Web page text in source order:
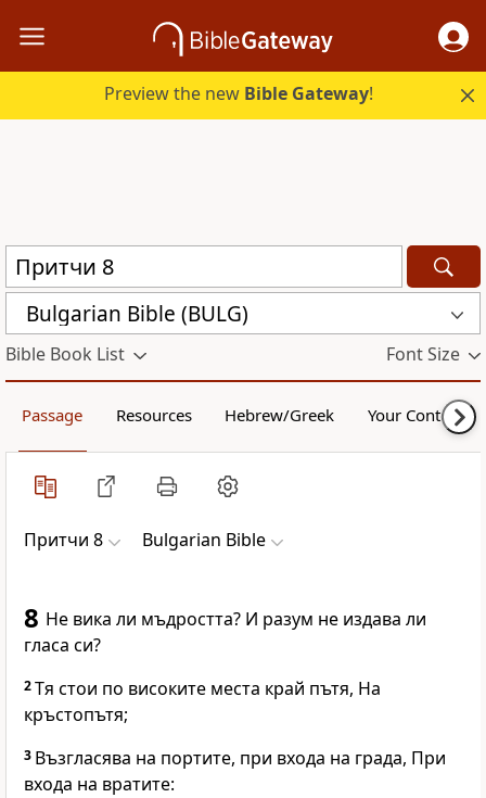
Preview the new Bible Gateway!
Bulgarian Bible (BULG)
Bible Book List Font Size
Passage Resources Hebrew/Greek Your Content
Притчи 8 Bulgarian Bible
8 Не вика ли мъдростта? И разум не издава ли
гласа си?
2Тя стои по високите места край пътя, На
кръстопътя;
3 Възгласява на портите, при входа на града, При
входа на вратите: